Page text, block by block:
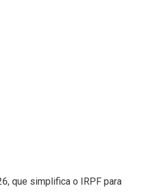
que simplifica o IRPF para